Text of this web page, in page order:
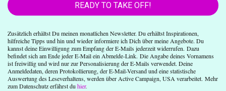
READY TO TAKE OFF!
Zusätzlich erhältst Du meinen monatlichen Newsletter. Du erhältst Inspirationen,
hilfreiche Tipps und hin und wieder informiere ich Dich über meine Angebote. Du
kannst deine Einwilligung zum Empfang der E-Mails jederzeit widerrufen. Dazu
befindet sich am Ende jeder E-Mail ein Abmelde-Link. Die Angabe deines Vornamens
ist freiwillig und wird nur zur Personalisierung der E-Mails verwendet. Deine
Anmeldedaten, deren Protokollierung, der E-Mail-Versand und eine statistische
Auswertung des Leseverhaltens, werden über Active Campaign, USA verarbeitet. Mehr
zum Datenschutz erfährst duhier.